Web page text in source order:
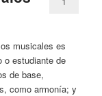
musicales es
o estudiante de
de base,
como armonía; y